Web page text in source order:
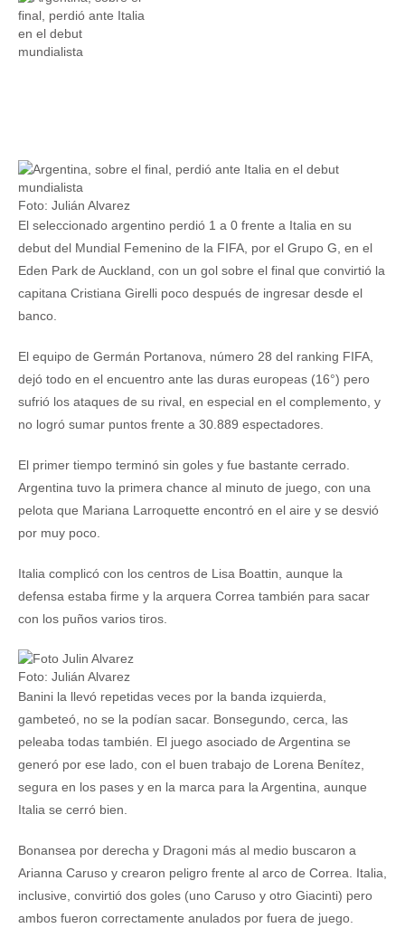
Foto: Julián Alvarez
El seleccionado argentino perdió 1 a 0 frente a Italia en su
debut del Mundial Femenino de la FIFA, por el Grupo G, en el
Eden Park de Auckland, con un gol sobre el final que convirtió la
capitana Cristiana Girelli poco después de ingresar desde el
banco.
El equipo de Germán Portanova, número 28 del ranking FIFA,
dejó todo en el encuentro ante las duras europeas (16°) pero
sufrió los ataques de su rival, en especial en el complemento, y
no logró sumar puntos frente a 30.889 espectadores.
El primer tiempo terminó sin goles y fue bastante cerrado.
Argentina tuvo la primera chance al minuto de juego, con una
pelota que Mariana Larroquette encontró en el aire y se desvió
por muy poco.
Italia complicó con los centros de Lisa Boattin, aunque la
defensa estaba firme y la arquera Correa también para sacar
con los puños varios tiros.
Foto: Julián Alvarez
Banini la llevó repetidas veces por la banda izquierda,
gambeteó, no se la podían sacar. Bonsegundo, cerca, las
peleaba todas también. El juego asociado de Argentina se
generó por ese lado, con el buen trabajo de Lorena Benítez,
segura en los pases y en la marca para la Argentina, aunque
Italia se cerró bien.
Bonansea por derecha y Dragoni más al medio buscaron a
Arianna Caruso y crearon peligro frente al arco de Correa. Italia,
inclusive, convirtió dos goles (uno Caruso y otro Giacinti) pero
ambos fueron correctamente anulados por fuera de juego.